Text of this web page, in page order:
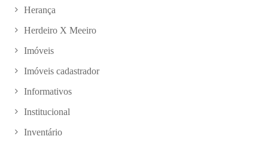
Herança
Herdeiro X Meeiro
Imóveis
Imóveis cadastrador
Informativos
Institucional
Inventário